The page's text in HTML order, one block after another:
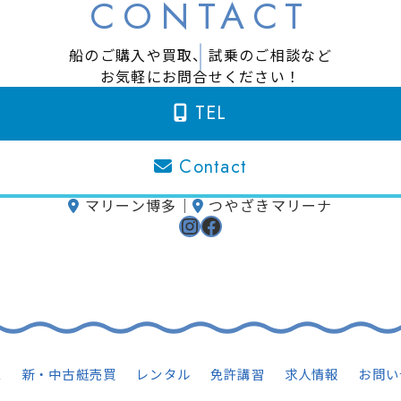
CONTACT
船のご購入や買取、試乗のご相談など
お気軽にお問合せください！
TEL
Contact
マリーン博多｜ つやざきマリーナ
Instagram
Facebook
新・中古艇売買 レンタル 免許講習 求人情報 お問